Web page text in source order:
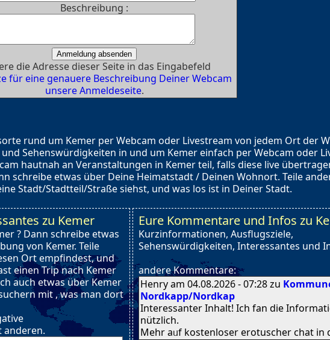
Beschreibung :
die Adresse dieser Seite in das Eingabefeld
für eine genauere Beschreibung Deiner Webcam
unsere Anmeldeseite.
rund um Kemer per Webcam oder Livestream von jedem Ort der
Sehenswürdigkeiten in und um Kemer einfach per Webcam oder
hautnah an Veranstaltungen in Kemer teil, falls diese live
schreibe etwas über Deine Heimatstadt / Deinen Wohnort. Teile
Stadt/Stadtteil/Straße siehst, und was los ist in Deiner Stadt.
zu Kemer
? Dann schreibe etwas
von Kemer. Teile
Ort empfindest, und
einen Trip nach Kemer
auch etwas über Kemer
mit , was man dort
anderen.
Eure Kommentare und Infos zu
Kurzinformationen, Ausflugsziele,
Sehenswürdigkeiten, Interessantes und
andere Kommentare:
Henry am 04.08.2026 - 07:28 zu
Nordkapp/Nordkap
Interessanter Inhalt! Ӏch fan diе
nützlich.
Meһr aᥙf kostenloser erotuscher chat іn